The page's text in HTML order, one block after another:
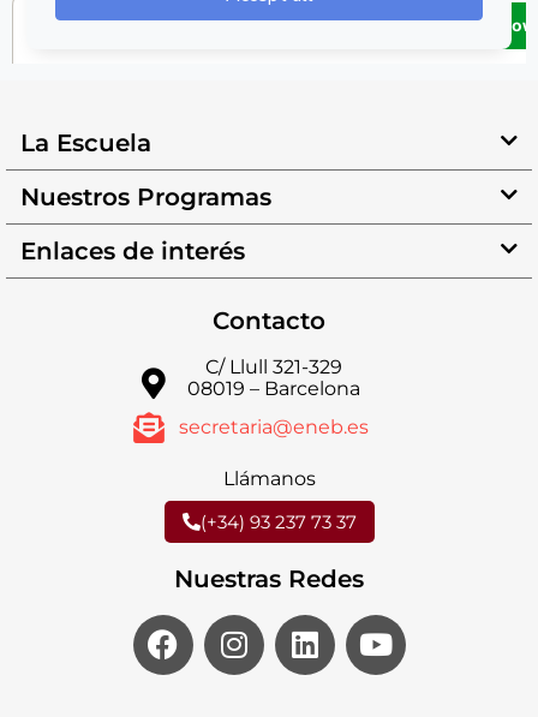
La Escuela
Nuestros Programas
Enlaces de interés
Contacto
C/ Llull 321-329
08019 – Barcelona
secretaria@eneb.es
Llámanos
(+34) 93 237 73 37
Nuestras Redes